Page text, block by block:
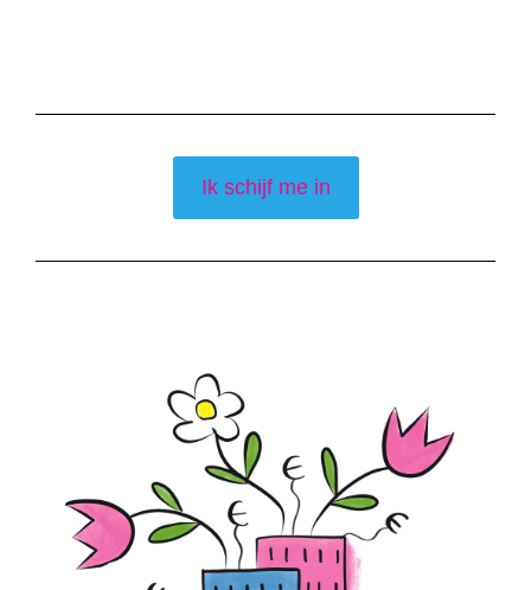
Ik schijf me in